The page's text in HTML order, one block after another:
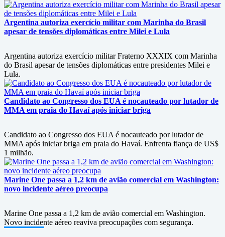
Argentina autoriza exercício militar com Marinha do Brasil
apesar de tensões diplomáticas entre Milei e Lula
Argentina autoriza exercício militar Fraterno XXXIX com Marinha
do Brasil apesar de tensões diplomáticas entre presidentes Milei e
Lula.
Candidato ao Congresso dos EUA é nocauteado por lutador de
MMA em praia do Havaí após iniciar briga
Candidato ao Congresso dos EUA é nocauteado por lutador de
MMA após iniciar briga em praia do Havaí. Enfrenta fiança de US$
1 milhão.
Marine One passa a 1,2 km de avião comercial em Washington:
novo incidente aéreo preocupa
Marine One passa a 1,2 km de avião comercial em Washington.
Novo incidente aéreo reaviva preocupações com segurança.